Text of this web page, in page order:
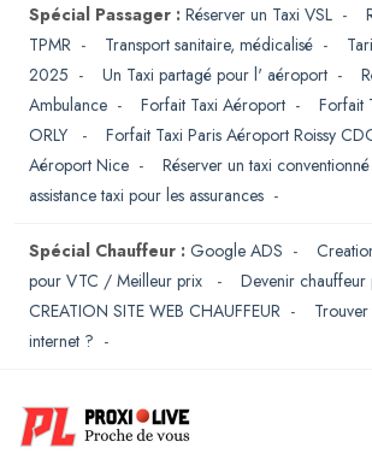
Spécial Passager : Réserver un Taxi VSL -
TPMR - Transport sanitaire, médicalisé -
2025 - Un Taxi partagé pour l' aéroport -
Ambulance - Forfait Taxi Aéroport - Forfait
ORLY
- Forfait Taxi Paris Aéroport Roissy
Aéroport Nice - Réserver un taxi conventionné
assistance taxi pour les assurances -
Spécial Chauffeur : Google ADS -
pour VTC / Meilleur prix
- Devenir chauffeur
CREATION SITE WEB CHAUFFEUR -
internet ? -